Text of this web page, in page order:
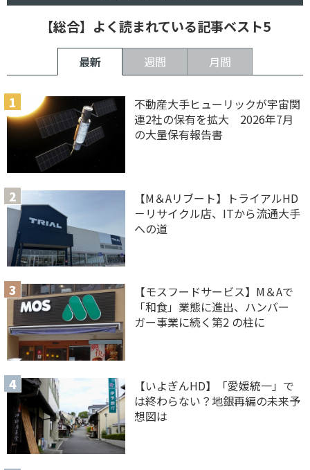
【総合】よく読まれている記事ベスト5
最新 週間 月間
不動産大手ヒューリックが宇宙関
連2社の保有を拡大 2026年7月
の大量保有報告書
【M＆Aリブート】トライアルHD
－リサイクル店、ITから流通大手
への道
【モスフードサービス】M＆Aで
「和食」業態に進出、ハンバー
ガー事業に続く第2 の柱に
【いよぎんHD】「愛媛統一」で
は終わらない？地銀再編の未来予
想図は